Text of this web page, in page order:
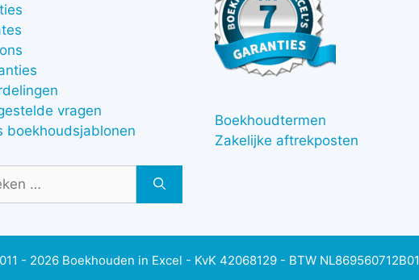
vragen
boekhoudsjablonen
Boekhoudtermen
Zakelijke aftrekposten
- 2026 Boekhouden in Excel - KvK 42068129 - BTW NL869560712B01